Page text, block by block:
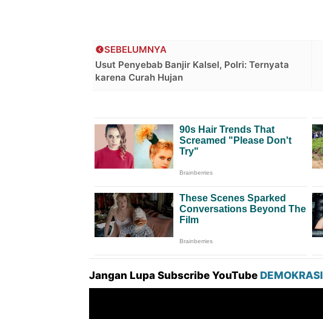
SEBELUMNYA
Usut Penyebab Banjir Kalsel, Polri: Ternyata
karena Curah Hujan
Jangan Lupa Subscribe YouTube DEMOKRASI